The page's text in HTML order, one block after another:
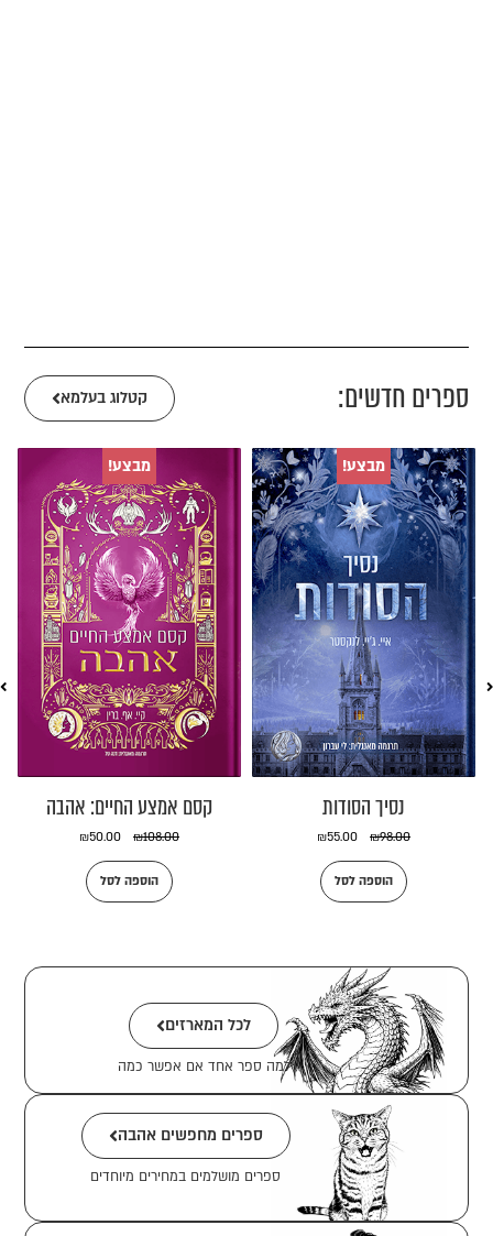
ספרים חדשים: קטלוג בעלמא
מבצע!
נסיך הסודות
₪98.00
המחיר
המקורי
היה:
₪98.00.
₪55.00
המחיר
הנוכחי
הוא:
₪55.00.
הוספה לסל
מבצע!
קסם אמצע החיים: אהבה
₪108.00
המחיר
המקורי
היה:
₪108.00.
₪50.00
הנוכחי
הוא:
₪50.00.
הוספה לסל
לכל המארזים
למה ספר אחד אם אפשר כמה
ספרים מחפשים אהבה
ספרים מושלמים במחירים מיוחדים